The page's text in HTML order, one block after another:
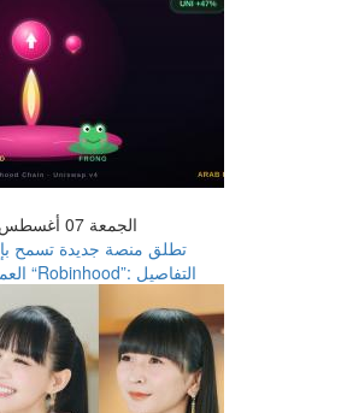
الجمعة 07 أغسطس 2026 01:43 صباحاً
العملات الرقمية على شبكة “Robinhood”: التفاصيل